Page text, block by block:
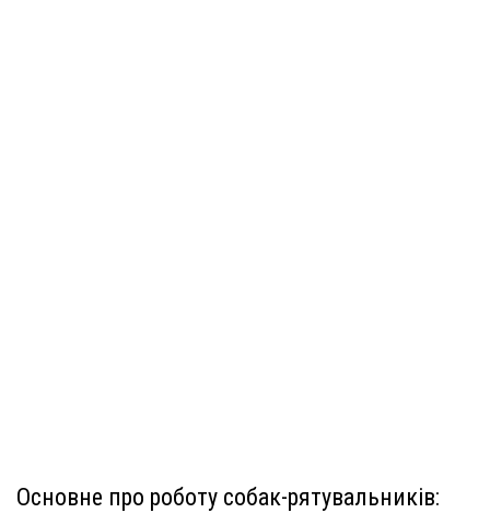
Основне про роботу собак-рятувальників: